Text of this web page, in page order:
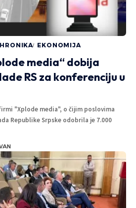
EKONOMIJA
media“ dobija
RS za konferenciju u
"Xplode media", o čijim poslovima
Republike Srpske odobrila je 7.000